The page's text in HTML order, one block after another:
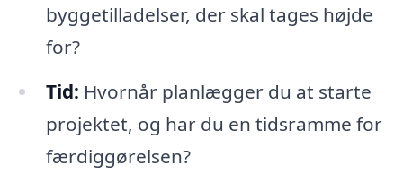
byggetilladelser, der skal tages højde
for?
Tid: Hvornår planlægger du at starte
projektet, og har du en tidsramme for
færdiggørelsen?